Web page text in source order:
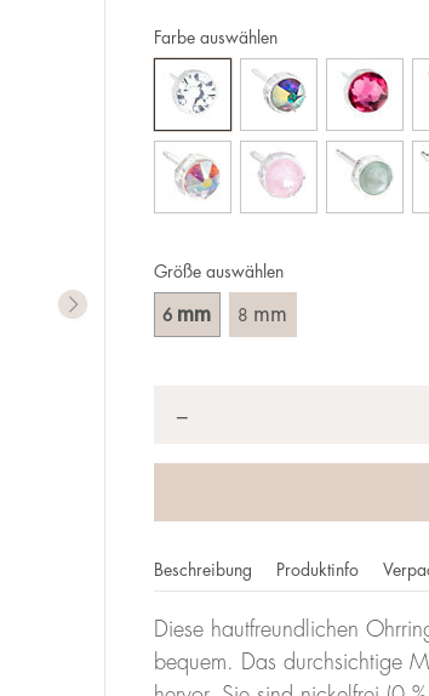
Größe auswählen
6 mm 8 mm
Farbe auswählen
−
Beschreibung Produktinfo
Diese hautfreundlichen
bequem. Das durchsichtige